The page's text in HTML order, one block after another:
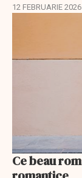
12 FEBRUARIE 2026
Ce beau